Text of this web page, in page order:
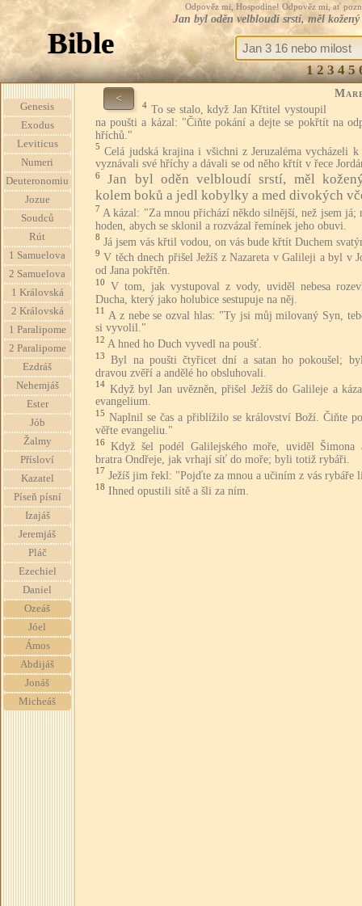
Odpověz mi, Hospodine! Odpověz mi, ať
Jan byl oděn velbloudí srstí, měl
Bible
1 2 3 4 5
Genesis
Exodus
Leviticus
Numeri
Deuteronomiu
Jozue
Soudců
Rút
1 Samuelova
2 Samuelova
1 Královská
2 Královská
1 Paralipome
2 Paralipome
Ezdráš
Nehemjáš
Ester
Jób
Žalmy
Přísloví
Kazatel
Píseň písní
Izajáš
Jeremjáš
Pláč
Ezechiel
Daniel
Ozeáš
Jóel
Ámos
Abdijáš
Jonáš
Micheáš
<
4 To se stalo, když Jan Křtitel vystoupil
na poušti a kázal: "Čiňte pokání a dejte se pokřtít na
hříchů."
5 Celá judská krajina i všichni z Jeruzaléma vycházeli k
vyznávali své hříchy a dávali se od něho křtít v řece
6
Jan byl oděn velbloudí srstí, měl
kolem boků a jedl kobylky a med divokých
7 A kázal: "Za mnou přichází někdo silnější, než jsem já;
hoden, abych se sklonil a rozvázal řemínek jeho obuvi.
8 Já jsem vás křtil vodou, on vás bude křtít Duchem
9 V těch dnech přišel Ježíš z Nazareta v Galileji a byl v
od Jana pokřtěn.
10
V tom, jak vystupoval z vody, uviděl nebesa
Ducha, který jako holubice sestupuje na něj.
11 A z nebe se ozval hlas: "Ty jsi můj milovaný Syn,
si vyvolil."
12 A hned ho Duch vyvedl na poušť.
13
Byl na poušti čtyřicet dní a satan ho pokoušel;
dravou zvěří a andělé ho obsluhovali.
14 Když byl Jan uvězněn, přišel Ježíš do Galileje a
evangelium.
15 Naplnil se čas a přiblížilo se království Boží. Čiňte
věřte evangeliu."
16
Když šel podél Galilejského moře, uviděl Šimona
bratra Ondřeje, jak vrhají síť do moře; byli totiž rybáři.
17 Ježíš jim řekl: "Pojďte za mnou a učiním z vás rybáře
18 Ihned opustili sítě a šli za ním.